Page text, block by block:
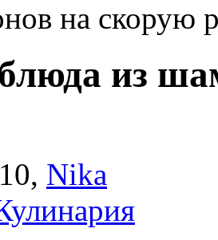
на скорую
из
, Nika